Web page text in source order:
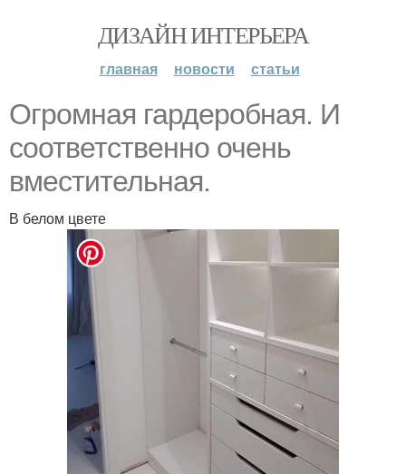
ДИЗАЙН ИНТЕРЬЕРА
главная новости статьи
Огромная гардеробная. И
соответственно очень
вместительная.
В белом цвете